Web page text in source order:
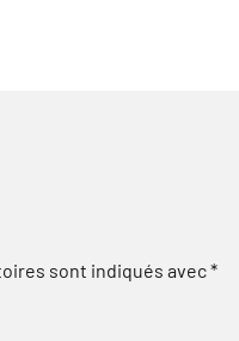
sont indiqués avec*